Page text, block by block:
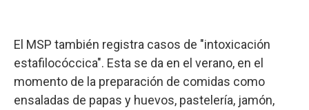
El MSP también registra casos de "intoxicación
estafilocóccica". Esta se da en el verano, en el
momento de la preparación de comidas como
ensaladas de papas y huevos, pastelería, jamón,